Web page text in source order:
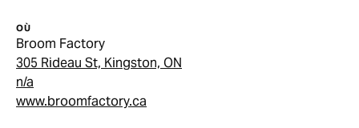
OÙ
Broom Factory
305 Rideau St, Kingston, ON
n/a
www.broomfactory.ca